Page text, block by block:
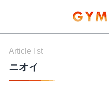
Article list
ニオイ